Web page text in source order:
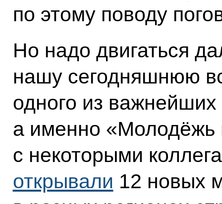
по этому поводу
Но надо двигаться
нашу сегодняшнюю
одного из
а именно «Молодёжь
с некоторыми
открывали 12 новых